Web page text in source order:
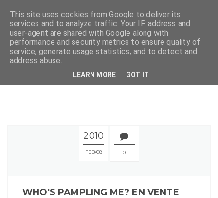
2010
FEB 08 0
WHO'S PAMPLING ME? EN VENTE
This site uses cookies from Google to deliver its
services and to analyze traffic. Your IP address and
user-agent are shared with Google along with
performance and security metrics to ensure quality of
service, generate usage statistics, and to detect and
address abuse.
LEARN MORE GOT IT